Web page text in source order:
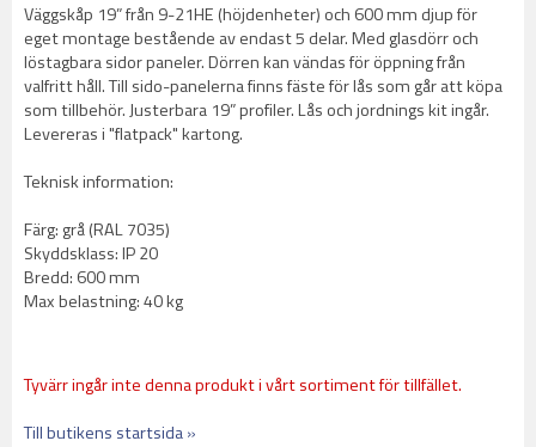
Väggskåp 19” från 9-21HE (höjdenheter) och 600 mm djup för
eget montage bestående av endast 5 delar. Med glasdörr och
löstagbara sidor paneler. Dörren kan vändas för öppning från
valfritt håll. Till sido-panelerna finns fäste för lås som går att köpa
som tillbehör. Justerbara 19” profiler. Lås och jordnings kit ingår.
Levereras i "flatpack" kartong.
Teknisk information:
Färg: grå (RAL 7035)
Skyddsklass: IP 20
Bredd: 600 mm
Max belastning: 40 kg
Tyvärr ingår inte denna produkt i vårt sortiment för tillfället.
Till butikens startsida »